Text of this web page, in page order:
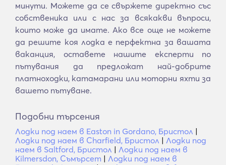
минути. Можете да се свържете директно със
собственика или с нас за всякакви въпроси,
които може да имате. Ако все още не можете
да решите коя лодка е перфектна за вашата
ваканция, оставете нашите експерти по
пътувания да предложат най-добрите
платноходки, катамарани или моторни яхти за
вашето пътуване.
Подобни търсения
Лодки под наем в Easton in Gordano, Бристол |
Лодки под наем в Charfield, Бристол | Лодки под
наем в Saltford, Бристол | Лодки под наем в
Kilmersdon, Съмърсет | Лодки под наем в